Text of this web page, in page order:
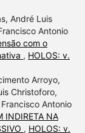
André Luis
Antonio
com o
, HOLOS: v.
Arroyo,
Christoforo,
Antonio
INDIRETA NA
, HOLOS: v.